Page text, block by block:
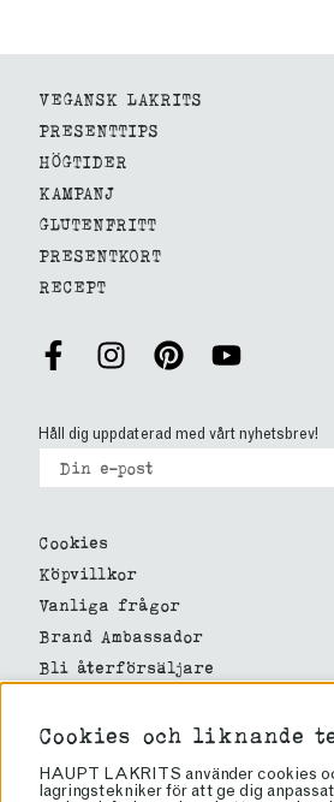
VEGANSK LAKRITS
PRESENTTIPS
HÖGTIDER
KAMPANJ
GLUTENFRITT
PRESENTKORT
RECEPT
Håll dig uppdaterad med vårt nyhetsbrev!
Cookies
Köpvillkor
Vanliga frågor
Brand Ambassador
Bli återförsäljare
Om lakrits
Cookies och liknande
HAUPT LAKRITS använder cookies
lagringstekniker för att ge dig